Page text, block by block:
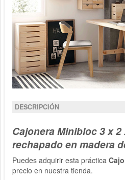
DESCRIPCIÓN
Cajonera Minibloc 3 x
rechapado en madera
Puedes adquirir esta práctica
precio en nuestra tienda.